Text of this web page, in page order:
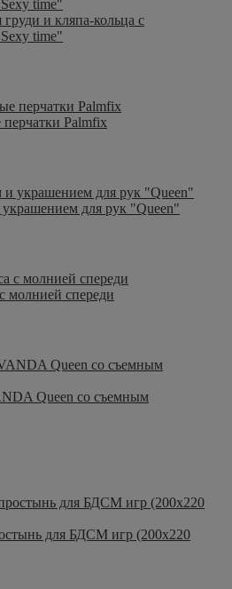
и кляпа-кольца с
time"
Palmfix
для рук "Queen"
молнией спереди
Queen со съемным
для БДСМ игр (200х220